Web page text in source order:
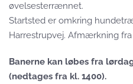
øvelsesterrænnet.
Startsted er omkring
Harrestrupvej. Afmærkning fra
Banerne kan løbes fra
(nedtages fra kl. 1400).